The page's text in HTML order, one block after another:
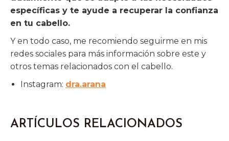
específicas y te ayude a recuperar la confianza
en tu cabello.
Y en todo caso, me recomiendo seguirme en mis
redes sociales para más información sobre este y
otros temas relacionados con el cabello.
Instagram: dra.arana
ARTÍCULOS RELACIONADOS